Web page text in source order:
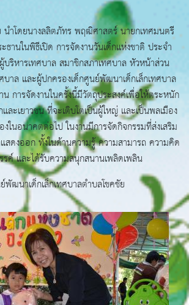
นำโดยนางลลิตภัทร พฤฒิศาสตร์ นายกเทศมนตรี
ธานในพิธีเปิด การจัดงานวันเด็กแห่งชาติ ประจำ
ริหารเทศบาล สมาชิกสภาเทศบาล หัวหน้าส่วน
บาล และผู้ปกครองเด็กศูนย์พัฒนาเด็กเล็กเทศบาล
น การจัดงานในครั้งนี้มีวัตถุประสงค์เพื่อให้ตระหนัก
ละเยาวชน ที่จะเติบโตเป็นผู้ใหญ่ และเป็นพลเมือง
ในอนาคตต่อไป ในงานมีการจัดกิจกรรมที่ส่งเสริม
แสดงออก ทั้งในด้านความรู้ ความสามารถ ความคิด
รค์ และได้รับความสนุกสนานเพลิดเพลิน
ฒนาเด็กเล็กเทศบาลตำบลโชคชัย